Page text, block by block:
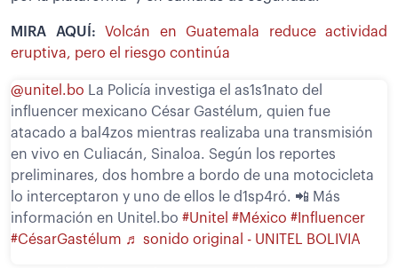
MIRA AQUÍ: Volcán en Guatemala reduce actividad
eruptiva, pero el riesgo continúa
@unitel.bo La Policía investiga el as1s1nato del
influencer mexicano César Gastélum, quien fue
atacado a bal4zos mientras realizaba una transmisión
en vivo en Culiacán, Sinaloa. Según los reportes
preliminares, dos hombre a bordo de una motocicleta
lo interceptaron y uno de ellos le d1sp4ró. 📲 Más
información en Unitel.bo #Unitel #México #Influencer
#CésarGastélum ♬ sonido original - UNITEL BOLIVIA